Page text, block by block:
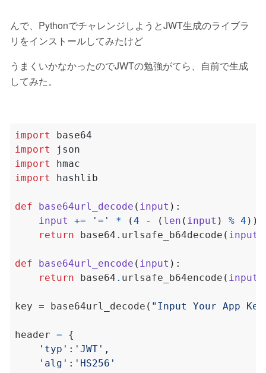
んで、PythonでチャレンジしようとJWT生成のライブラ
リをインストールしてみたけど
うまくいかなかったのでJWTの勉強がてら、自前で生成
してみた。
import
base64
import
json
import
hmac
import
hashlib
def base64url_decode ( input ):
input
+= '=' * (4 - ( len ( input ) % 4 ))
return base64 . urlsafe_b64decode ( input
def base64url_encode ( input ):
return base64 . urlsafe_b64encode ( input
key = base64url_decode ( "Input Your App
header =
{
'typ' : 'JWT' ,
'alg' : 'HS256'